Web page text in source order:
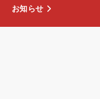
お知らせ